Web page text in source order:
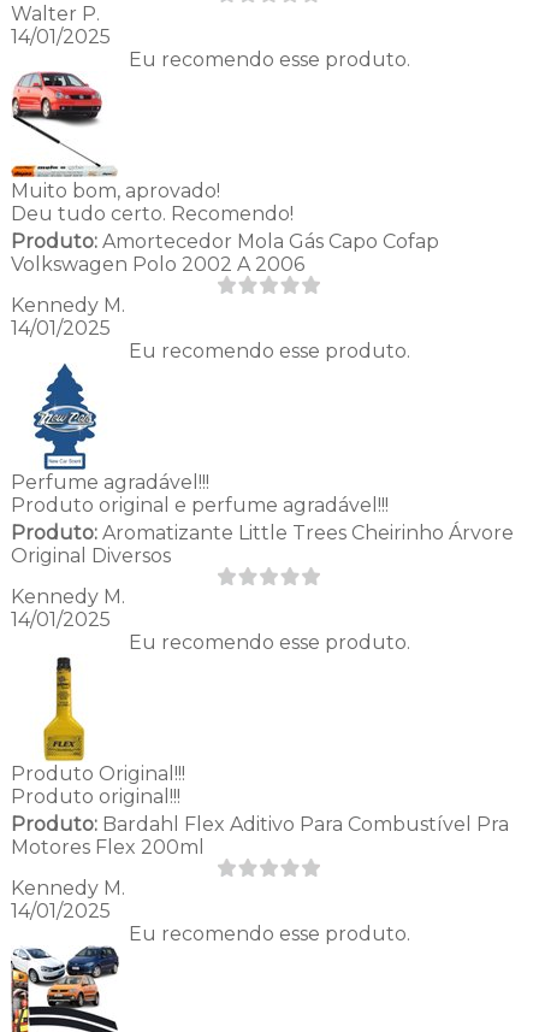
Walter P.
14/01/2025
Eu recomendo esse produto.
Muito bom, aprovado!
Deu tudo certo. Recomendo!
Produto:Amortecedor Mola Gás Capo Cofap
Volkswagen Polo 2002 A 2006
Kennedy M.
14/01/2025
Eu recomendo esse produto.
Perfume agradável!!!
Produto original e perfume agradável!!!
Produto:Aromatizante Little Trees Cheirinho Árvore
Original Diversos
Kennedy M.
14/01/2025
Eu recomendo esse produto.
Produto Original!!!
Produto original!!!
Produto:Bardahl Flex Aditivo Para Combustível Pra
Motores Flex 200ml
Kennedy M.
14/01/2025
Eu recomendo esse produto.